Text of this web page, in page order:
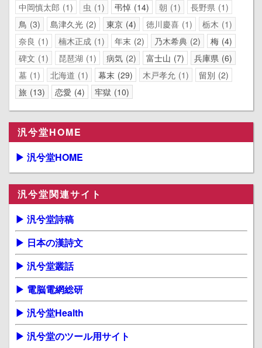
中岡慎太郎 1 虫 1 弔悼 14 朝 1 長野県 1
鳥 3 島津久光 2 東京 4 徳川慶喜 1 栃木 1
奈良
1 楠木正成 1 年末 2 乃木希典 2 梅 4
碑文 1 琵琶湖 1 病気 2 富士山 7 兵庫県 6
墓 1 北海道 1 幕末 29 木戸孝允 1 留別 2
旅 13 恋愛 4 牢獄 10
汎兮堂HOME
▶ 汎兮堂HOME
汎兮堂関連サイト
▶ 汎兮堂詩稿
▶ 日本の漢詩文
▶ 汎兮堂叢話
▶ 電脳電網総研
▶ 汎兮堂Health
▶ 汎兮堂のツール用サイト